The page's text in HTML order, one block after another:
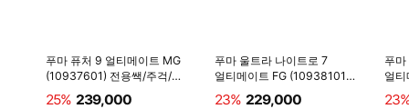
푸마 퓨처 9 얼티메이트 MG
(10937601) 전용쌕/주걱/
양말 #
25% 239,000
푸마 울트라 나이트로 7
얼티메이트 FG (10938101)
전용쌕/주걱/양말 #
23% 229,000
푸
얼
전